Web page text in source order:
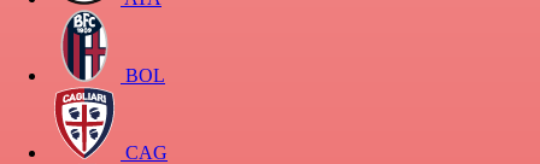
BOL
CAG